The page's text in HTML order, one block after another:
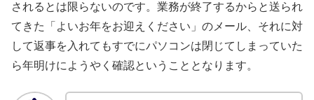
されるとは限らないのです。業務が終了するからと送られ
てきた「よいお年をお迎えください」のメール、それに対
して返事を入れてもすでにパソコンは閉じてしまっていた
ら年明けにようやく確認ということとなります。